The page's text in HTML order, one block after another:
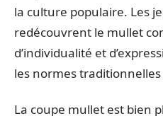
la culture populaire. Les
redécouvrent le mullet
d’individualité et
les normes
La coupe mullet est bien